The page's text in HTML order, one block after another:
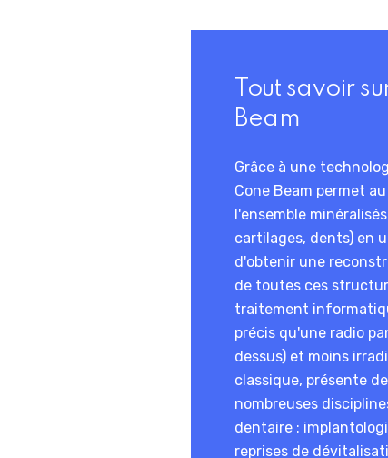
Tout savoir
Beam
Grâce à une
Cone Beam permet
l'ensemble
cartilages, dents) en
d'obtenir une
de toutes ces
traitement
précis qu'une radio
dessus) et moins
classique, présente
nombreuses
dentaire :
reprises de